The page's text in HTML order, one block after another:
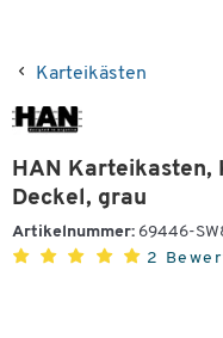
Karteikästen
HAN Karteikasten,
Deckel, grau
Artikelnummer: 69446-
2